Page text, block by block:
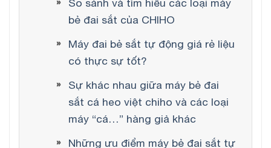
bẻ đai sắt của CHIHO
Máy đai bẻ sắt tự động giá rẻ liệu
có thực sự tốt?
Sự khác nhau giữa máy bẻ đai
sắt cá heo việt chiho và các loại
máy “cá…” hàng giả khác
Những ưu điểm máy bẻ đai sắt tự